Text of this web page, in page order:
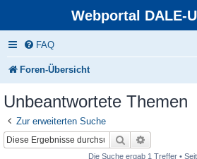
Webportal DALE-
FAQ
Foren-Übersicht
Unbeantwortete Themen
Zur erweiterten Suche
Suche
Die Suche ergab 1 Treffer •